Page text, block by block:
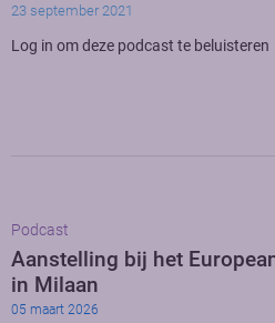
23 september 2021
Log in om deze podcast te beluisteren
Podcast
Aanstelling bij het
in Milaan
05 maart 2026